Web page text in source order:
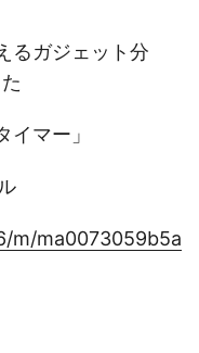
るガジェット分
マー」
m/ma0073059b5a